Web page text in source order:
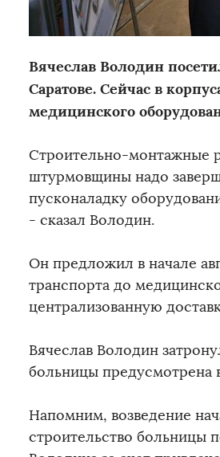
Вячеслав Володин
Саратове. Сейчас в
медицинского
Строительно-монтажные
штурмовщины надо
пусконаладку
- сказал Володин.
Он предложил в начале
транспорта до
централизованную
Вячеслав Володин
больницы предусмотрена
Напомним, возведение
строительство больницы